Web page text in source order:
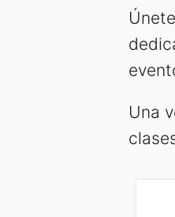
Una